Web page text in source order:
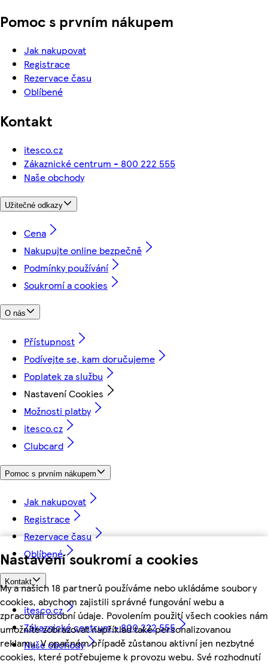
Nastavení soukromí a cookies
My a našich 18 partnerů používáme nebo ukládáme soubory
cookies, abychom zajistili správné fungování webu a
zpracovali osobní údaje. Povolením použití všech cookies nám
umožníte zobrazovat například také personalizovanou
reklamu. V opačném případě zůstanou aktivní jen nezbytné
cookies, které potřebujeme k provozu webu. Své rozhodnutí
Pomoc s prvním nákupem
Jak nakupovat
Registrace
Rezervace času
Oblíbené
Kontakt
itesco.cz
Zákaznické centrum - 800 222 555
Naše obchody
Užitečné odkazy
Cena
Nakupujte online bezpečně
Podmínky používání
Soukromí a cookies
O nás
Přístupnost
Podívejte se, kam doručujeme
Poplatek za službu
Nastavení Cookies
Možnosti platby
itesco.cz
Clubcard
Pomoc s prvním nákupem
Jak nakupovat
Registrace
Rezervace času
Oblíbené
Kontakt
itesco.cz
Zákaznické centrum - 800 222 555
Naše obchody